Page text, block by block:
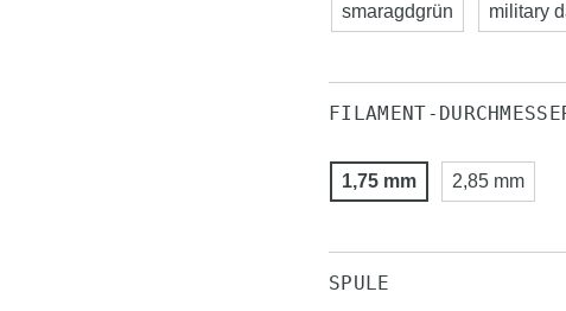
smaragdgrün military
FILAMENT-
1,75 mm 2,85 mm
SPULE